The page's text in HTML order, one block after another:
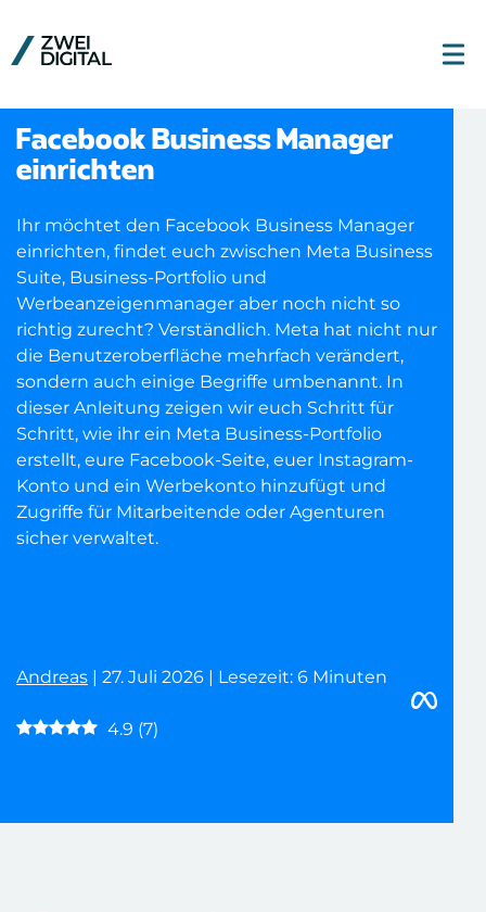
Facebook Business Manager
einrichten
Ihr möchtet den Facebook Business Manager
einrichten, findet euch zwischen Meta Business
Suite, Business-Portfolio und
Werbeanzeigenmanager aber noch nicht so
richtig zurecht? Verständlich. Meta hat nicht nur
die Benutzeroberfläche mehrfach verändert,
sondern auch einige Begriffe umbenannt. In
dieser Anleitung zeigen wir euch Schritt für
Schritt, wie ihr ein Meta Business-Portfolio
erstellt, eure Facebook-Seite, euer Instagram-
Konto und ein Werbekonto hinzufügt und
Zugriffe für Mitarbeitende oder Agenturen
sicher verwaltet.
Andreas | 27. Juli 2026 | Lesezeit: 6 Minuten
4.9 (7)